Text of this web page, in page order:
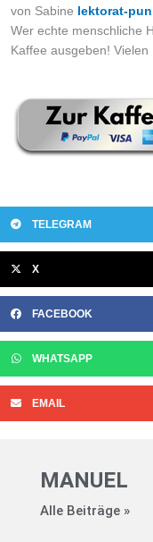
von Sabine lektorat-
Wer echte menschliche
Kaffee ausgeben! Vielen
TELEGRAM
X
FACEBOOK
WHATSAPP
EMAIL
MANUEL
Alle Beiträge »